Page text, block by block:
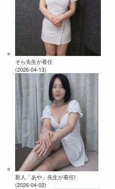
そら先生が着任
(2026-04-13)
新人「あや」先生が着任!
(2026-04-02)